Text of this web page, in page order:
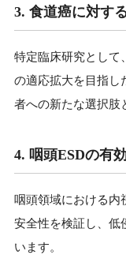
3. 食道癌に対す
特定臨床研究として
の適応拡大を目指し
者への新たな選択肢
4. 咽頭ESDの有
咽頭領域における内
安全性を検証し、低
います。